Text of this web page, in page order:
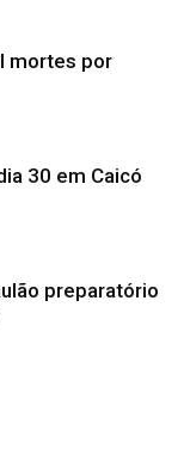
mortes por
30 em Caicó
preparatório